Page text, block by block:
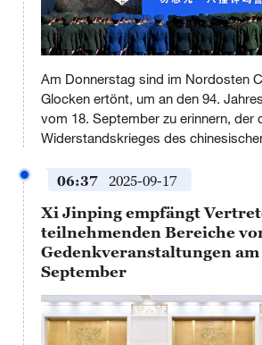
a
modal
window.
No compatible source was
Am Donnerstag sind im Nordosten
Glocken ertönt, um an den 94.
vom 18. September zu erinnern, der
Widerstandskrieges des chinesischen
06:37 2025-09-17
Xi Jinping empfängt
teilnehmenden Bereiche
Gedenkveranstaltungen am
September